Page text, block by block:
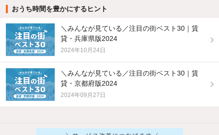
おうち時間を豊かにするヒント
＼みんなが見ている／注目の街ベスト30｜賃
貸・兵庫県版2024
2024年10月24日
＼みんなが見ている／注目の街ベスト30｜賃
貸・京都府版2024
2024年09月27日